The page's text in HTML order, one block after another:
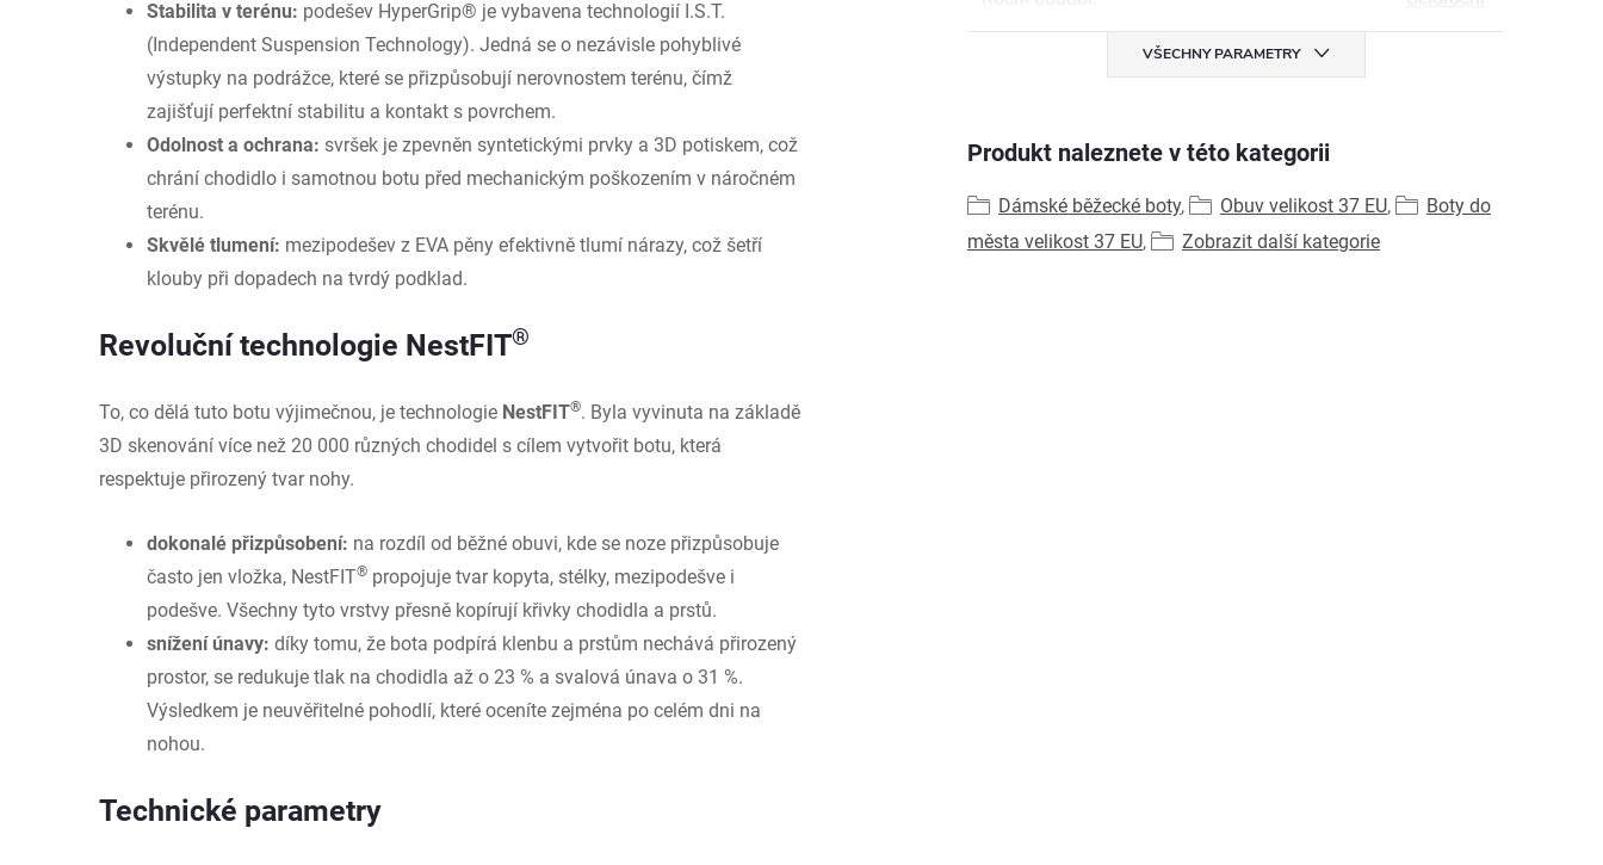
Stabilita v terénu: podešev HyperGrip® je vybavena technologií I.S.T.
(Independent Suspension Technology). Jedná se o nezávisle pohyblivé
výstupky na podrážce, které se přizpůsobují nerovnostem terénu, čímž
zajišťují perfektní stabilitu a kontakt s povrchem.
Odolnost a ochrana: svršek je zpevněn syntetickými prvky a 3D potiskem, což
chrání chodidlo i samotnou botu před mechanickým poškozením v náročném
terénu.
Skvělé tlumení: mezipodešev z EVA pěny efektivně tlumí nárazy, což šetří
klouby při dopadech na tvrdý podklad.
Revoluční technologie NestFIT®
To, co dělá tuto botu výjimečnou, je technologie NestFIT®. Byla vyvinuta na základě
3D skenování více než 20 000 různých chodidel s cílem vytvořit botu, která
respektuje přirozený tvar nohy.
dokonalé přizpůsobení: na rozdíl od běžné obuvi, kde se noze přizpůsobuje
často jen vložka, NestFIT® propojuje tvar kopyta, stélky, mezipodešve i
podešve. Všechny tyto vrstvy přesně kopírují křivky chodidla a prstů.
snížení únavy: díky tomu, že bota podpírá klenbu a prstům nechává přirozený
prostor, se redukuje tlak na chodidla až o 23 % a svalová únava o 31 %.
Výsledkem je neuvěřitelné pohodlí, které oceníte zejména po celém dni na
nohou.
Technické parametry
VŠECHNY PARAMETRY
Produkt naleznete v této kategorii
Dámské běžecké boty, Obuv velikost 37 EU,
Boty do
města velikost 37 EU, Zobrazit další kategorie